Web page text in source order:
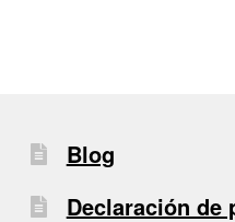
Blog
Declaración de